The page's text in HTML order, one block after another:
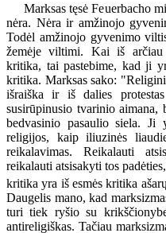
Marksas tęsė Feuerbacho
nėra. Nėra ir amžinojo
Todėl amžinojo gyvenimo
žemėje viltimi. Kai iš arčiau
kritika, tai pastebime, kad ji
kritika. Marksas sako:
išraiška ir iš dalies
susirūpinusio tvarinio aimana,
bedvasinio pasaulio siela. Ji
religijos, kaip iliuzinės
reikalavimas. Reikalauti
reikalauti atsisakyti tos
kritika yra iš esmės kritika
Daugelis mano, kad
turi tiek ryšio su
antireligiškas. Tačiau